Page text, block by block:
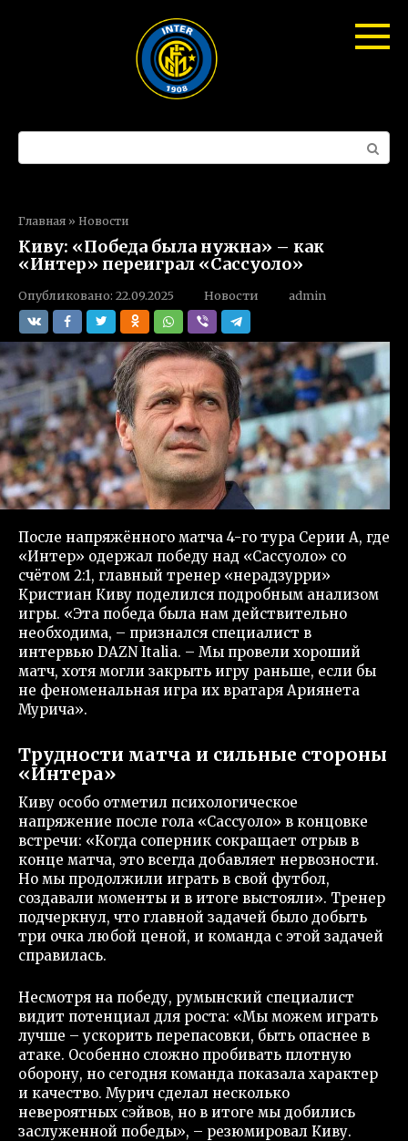
Поиск:
Главная » Новости
Киву: «Победа была нужна» – как
«Интер» переиграл «Сассуоло»
Опубликовано: 22.09.2025 Новости admin
После напряжённого матча 4-го тура Серии А, где
«Интер» одержал победу над «Сассуоло» со
счётом 2:1, главный тренер «нерадзурри»
Кристиан Киву поделился подробным анализом
игры. «Эта победа была нам действительно
необходима, – признался специалист в
интервью DAZN Italia. – Мы провели хороший
матч, хотя могли закрыть игру раньше, если бы
не феноменальная игра их вратаря Ариянета
Мурича».
Трудности матча и сильные стороны
«Интера»
Киву особо отметил психологическое
напряжение после гола «Сассуоло» в концовке
встречи: «Когда соперник сокращает отрыв в
конце матча, это всегда добавляет нервозности.
Но мы продолжили играть в свой футбол,
создавали моменты и в итоге выстояли». Тренер
подчеркнул, что главной задачей было добыть
три очка любой ценой, и команда с этой задачей
справилась.
Несмотря на победу, румынский специалист
видит потенциал для роста: «Мы можем играть
лучше – ускорить перепасовки, быть опаснее в
атаке. Особенно сложно пробивать плотную
оборону, но сегодня команда показала характер
и качество. Мурич сделал несколько
невероятных сэйвов, но в итоге мы добились
заслуженной победы», – резюмировал Киву.